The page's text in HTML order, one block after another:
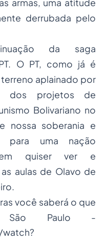
armas, uma atitude
derrubada pelo
da saga
O PT, como já é
aplainado por
dos projetos de
Bolivariano no
nossa soberania e
para uma nação
quiser ver e
aulas de Olavo de
você saberá o que
Paulo -